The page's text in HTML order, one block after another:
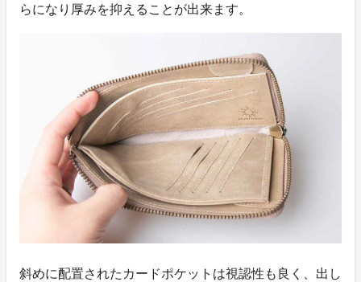
らになり厚みを抑えることが出来ます。
斜めに配置されたカードポケットは視認性も良く、出し